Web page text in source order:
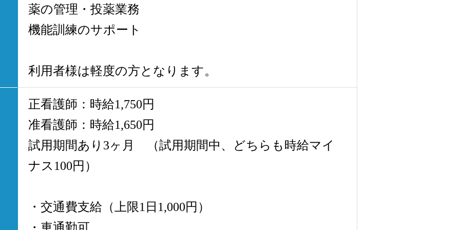
薬の管理・投薬業務
機能訓練のサポート
利用者様は軽度の方となります。
正看護師：時給1,750円
准看護師：時給1,650円
試用期間あり3ヶ月 （試用期間中、どちらも時給マイ
ナス100円）
・交通費支給（上限1日1,000円）